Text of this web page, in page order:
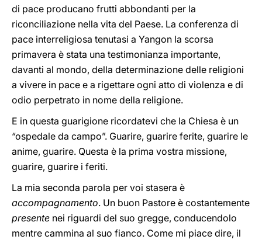
di pace producano frutti abbondanti per la
riconciliazione nella vita del Paese. La conferenza di
pace interreligiosa tenutasi a Yangon la scorsa
primavera è stata una testimonianza importante,
davanti al mondo, della determinazione delle religioni
a vivere in pace e a rigettare ogni atto di violenza e di
odio perpetrato in nome della religione.
E in questa guarigione ricordatevi che la Chiesa è un
“ospedale da campo”. Guarire, guarire ferite, guarire le
anime, guarire. Questa è la prima vostra missione,
guarire, guarire i feriti.
La mia seconda parola per voi stasera è
accompagnamento. Un buon Pastore è costantemente
presente nei riguardi del suo gregge, conducendolo
mentre cammina al suo fianco. Come mi piace dire, il